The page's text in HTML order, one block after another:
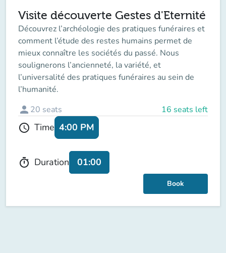
Visite découverte Gestes d'Eternité
Découvrez l’archéologie des pratiques funéraires et
comment l’étude des restes humains permet de
mieux connaître les sociétés du passé. Nous
soulignerons l’ancienneté, la variété, et
l’universalité des pratiques funéraires au sein de
l’humanité.
person 20 seats 16 seats left
schedule Time 4:00 PM
timer Duration 01:00
Book